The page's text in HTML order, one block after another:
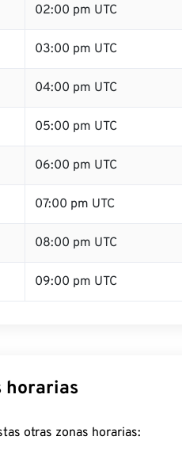
02:00 pm UTC
03:00 pm UTC
04:00 pm UTC
05:00 pm UTC
06:00 pm UTC
07:00 pm UTC
08:00 pm UTC
09:00 pm UTC
horarias
otras zonas horarias: